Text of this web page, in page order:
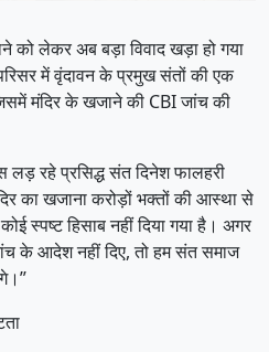
को लेकर अब बड़ा विवाद खड़ा हो गया
में वृंदावन के प्रमुख संतों की एक
मंदिर के खजाने की CBI जांच की
रहे प्रसिद्ध संत दिनेश फालहरी
का खजाना करोड़ों भक्तों की आस्था से
स्पष्ट हिसाब नहीं दिया गया है। अगर
के आदेश नहीं दिए, तो हम संत समाज